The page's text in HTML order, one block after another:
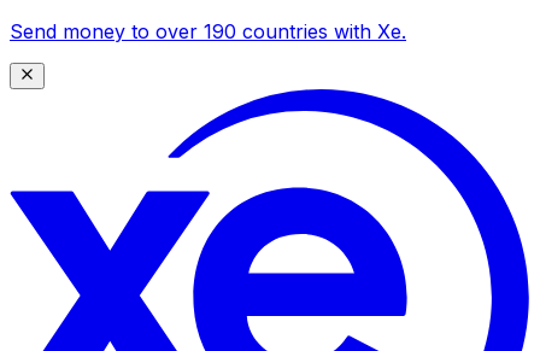
Send money to over 190 countries with Xe.